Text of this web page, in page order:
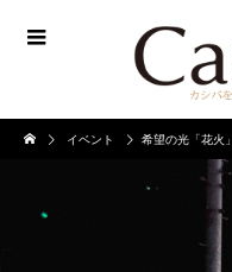
イベント 希望の光「花火」